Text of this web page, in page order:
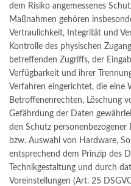
dem Risiko angemessenes
Maßnahmen gehören
Vertraulichkeit, Integrität und
Kontrolle des physischen
betreffenden Zugriffs, der
Verfügbarkeit und ihrer
Verfahren eingerichtet, die eine
Betroffenenrechten, Löschung
Gefährdung der Daten
den Schutz
bzw. Auswahl von Hardware,
entsprechend dem Prinzip des
Technikgestaltung und durch
Voreinstellungen (Art. 25